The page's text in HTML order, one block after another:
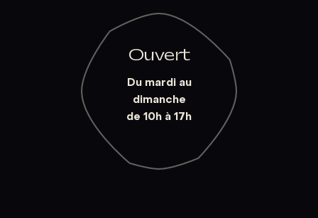
Ouvert
Du mardi au
dimanche
de 10h à 17h